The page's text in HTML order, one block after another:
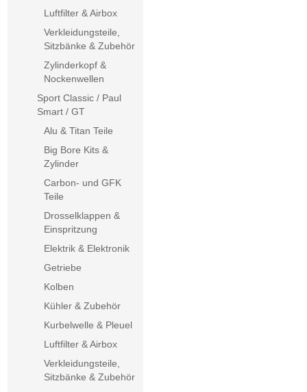
Luftfilter & Airbox
Verkleidungsteile,
Sitzbänke & Zubehör
Zylinderkopf &
Nockenwellen
Sport Classic / Paul
Smart / GT
Alu & Titan Teile
Big Bore Kits &
Zylinder
Carbon- und GFK
Teile
Drosselklappen &
Einspritzung
Elektrik & Elektronik
Getriebe
Kolben
Kühler & Zubehör
Kurbelwelle & Pleuel
Luftfilter & Airbox
Verkleidungsteile,
Sitzbänke & Zubehör